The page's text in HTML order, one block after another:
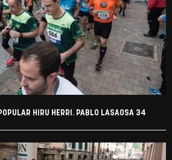
HIRU HERRI. PABLO LASAOSA 34